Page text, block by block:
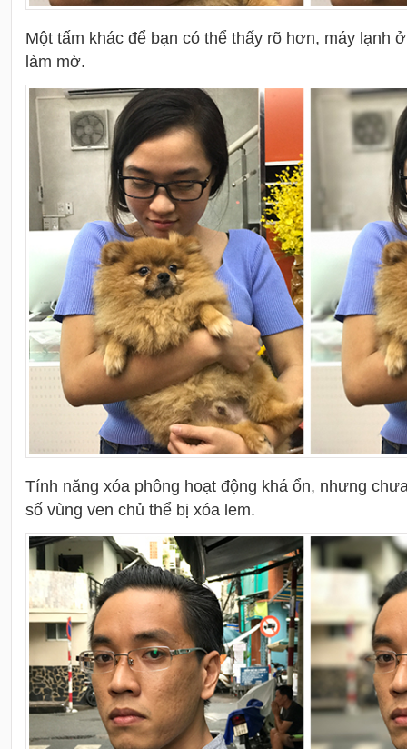
Một tấm khác để bạn có thể thấy rõ hơn, máy lạnh
làm mờ.
Tính năng xóa phông hoạt động khá ổn, nhưng
số vùng ven chủ thể bị xóa lem.